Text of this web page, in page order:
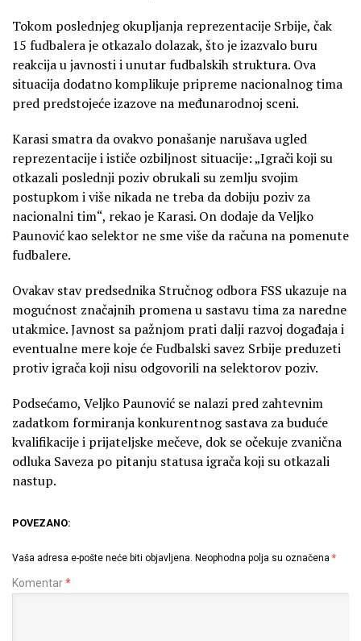
Tokom poslednjeg okupljanja reprezentacije Srbije, čak
15 fudbalera je otkazalo dolazak, što je izazvalo buru
reakcija u javnosti i unutar fudbalskih struktura. Ova
situacija dodatno komplikuje pripreme nacionalnog tima
pred predstojeće izazove na međunarodnoj sceni.
Karasi smatra da ovakvo ponašanje narušava ugled
reprezentacije i ističe ozbiljnost situacije: „Igrači koji su
otkazali poslednji poziv obrukali su zemlju svojim
postupkom i više nikada ne treba da dobiju poziv za
nacionalni tim“, rekao je Karasi. On dodaje da Veljko
Paunović kao selektor ne sme više da računa na pomenute
fudbalere.
Ovakav stav predsednika Stručnog odbora FSS ukazuje na
mogućnost značajnih promena u sastavu tima za naredne
utakmice. Javnost sa pažnjom prati dalji razvoj događaja i
eventualne mere koje će Fudbalski savez Srbije preduzeti
protiv igrača koji nisu odgovorili na selektorov poziv.
Podsećamo, Veljko Paunović se nalazi pred zahtevnim
zadatkom formiranja konkurentnog sastava za buduće
kvalifikacije i prijateljske mečeve, dok se očekuje zvanična
odluka Saveza po pitanju statusa igrača koji su otkazali
nastup.
POVEZANO:
Vaša adresa e-pošte neće biti objavljena. Neophodna polja su označena *
Komentar*